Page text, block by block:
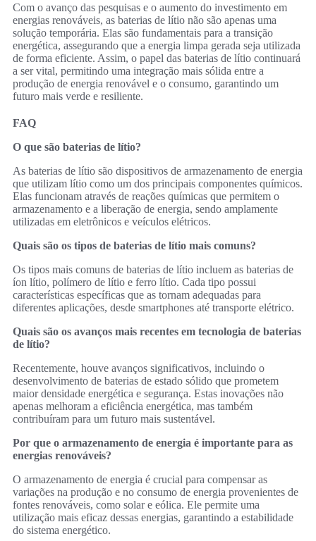
Com o avanço das pesquisas e o aumento do investimento em
energias renováveis, as baterias de lítio não são apenas uma
solução temporária. Elas são fundamentais para a transição
energética, assegurando que a energia limpa gerada seja utilizada
de forma eficiente. Assim, o papel das baterias de lítio continuará
a ser vital, permitindo uma integração mais sólida entre a
produção de energia renovável e o consumo, garantindo um
futuro mais verde e resiliente.
FAQ
O que são baterias de lítio?
As baterias de lítio são dispositivos de armazenamento de energia
que utilizam lítio como um dos principais componentes químicos.
Elas funcionam através de reações químicas que permitem o
armazenamento e a liberação de energia, sendo amplamente
utilizadas em eletrônicos e veículos elétricos.
Quais são os tipos de baterias de lítio mais comuns?
Os tipos mais comuns de baterias de lítio incluem as baterias de
íon lítio, polímero de lítio e ferro lítio. Cada tipo possui
características específicas que as tornam adequadas para
diferentes aplicações, desde smartphones até transporte elétrico.
Quais são os avanços mais recentes em tecnologia de baterias
de lítio?
Recentemente, houve avanços significativos, incluindo o
desenvolvimento de baterias de estado sólido que prometem
maior densidade energética e segurança. Estas inovações não
apenas melhoram a eficiência energética, mas também
contribuíram para um futuro mais sustentável.
Por que o armazenamento de energia é importante para as
energias renováveis?
O armazenamento de energia é crucial para compensar as
variações na produção e no consumo de energia provenientes de
fontes renováveis, como solar e eólica. Ele permite uma
utilização mais eficaz dessas energias, garantindo a estabilidade
do sistema energético.